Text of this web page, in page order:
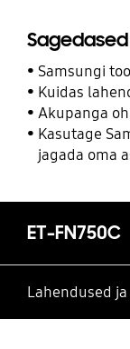
Samsungi
Kuidas
Akupanga
Kasutage
jagada oma
ET-FN750C
Lahendused